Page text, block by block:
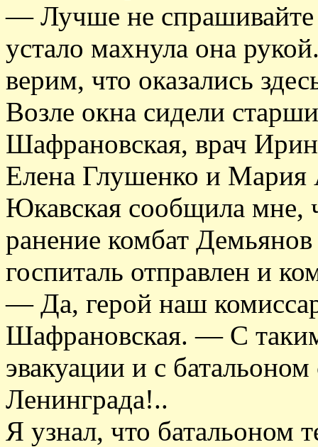
— Лучше не
устало махнула она
верим, что оказались
Возле окна сидели
Шафрановская, врач
Елена Глушенко и Мария
Юкавская сообщила мне,
ранение комбат
госпиталь отправлен и
— Да, герой наш
Шафрановская. — С таким
эвакуации и с
Ленинграда!..
Я узнал, что батальоном